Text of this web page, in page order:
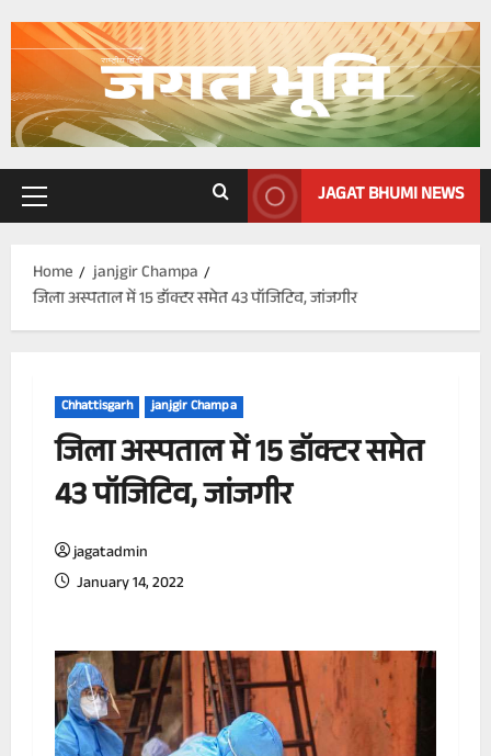
Primary
JAGAT BHUMI NEWS
Home
janjgir Champa
जिला अस्पताल में 15 डॉक्टर समेत 43 पॉजिटिव, जांजगीर
Chhattisgarh janjgir Champa
जिला अस्पताल में 15 डॉक्टर समेत
43 पॉजिटिव, जांजगीर
jagatadmin
January 14, 2022